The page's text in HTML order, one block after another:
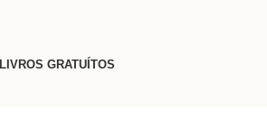
LIVROS GRATUÍTOS